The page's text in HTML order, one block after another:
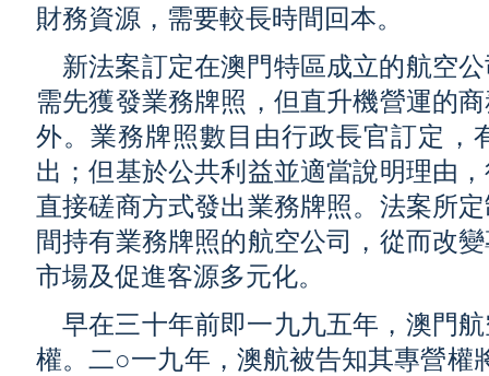
財務資源，需要較長時間回本。
新法案訂定在澳門特區成立的航空
需先獲發業務牌照，但直升機營運的
外。業務牌照數目由行政長官訂定，
出；但基於公共利益並適當說明理由
直接磋商方式發出業務牌照。法案所
間持有業務牌照的航空公司，從而改
市場及促進客源多元化。
早在三十年前即一九九五年，澳門
權。二○一九年，澳航被告知其專營